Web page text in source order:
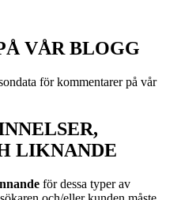
VÅR BLOGG
för kommentarer på vår
LIKNANDE
för dessa typer av